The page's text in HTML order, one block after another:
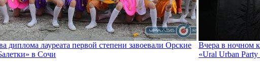
диплома лауреата первой степени завоевали Орские
в Сочи
Вчера в ночном
«Ural Urban Party